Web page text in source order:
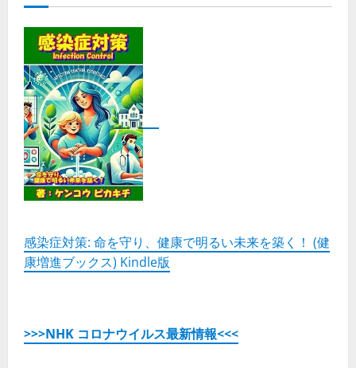
感染症対策: 命を守り、健康で明るい未来を築く！ (健
康増進ブックス) Kindle版
>>>NHK コロナウイルス最新情報<<<